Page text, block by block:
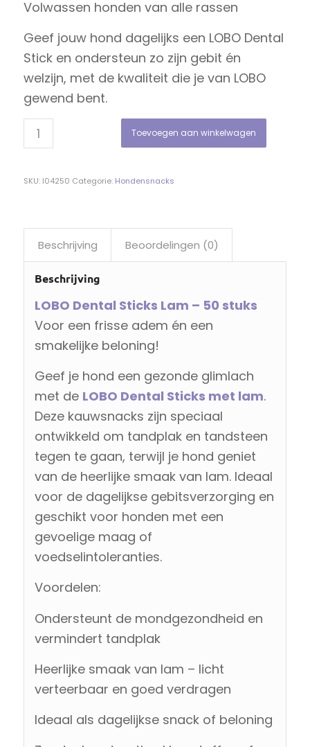
Volwassen honden van alle rassen
Geef jouw hond dagelijks een LOBO Dental
Stick en ondersteun zo zijn gebit én
welzijn, met de kwaliteit die je van LOBO
gewend bent.
Toevoegen aan winkelwagen
SKU: l04250 Categorie: Hondensnacks
Beschrijving Beoordelingen (0)
Beschrijving
LOBO Dental Sticks Lam – 50 stuks
Voor een frisse adem én een
smakelijke beloning!
Geef je hond een gezonde glimlach
met de LOBO Dental Sticks met lam.
Deze kauwsnacks zijn speciaal
ontwikkeld om tandplak en tandsteen
tegen te gaan, terwijl je hond geniet
van de heerlijke smaak van lam. Ideaal
voor de dagelijkse gebitsverzorging en
geschikt voor honden met een
gevoelige maag of
voedselintoleranties.
Voordelen:
Ondersteunt de mondgezondheid en
vermindert tandplak
Heerlijke smaak van lam – licht
verteerbaar en goed verdragen
Ideaal als dagelijkse snack of beloning